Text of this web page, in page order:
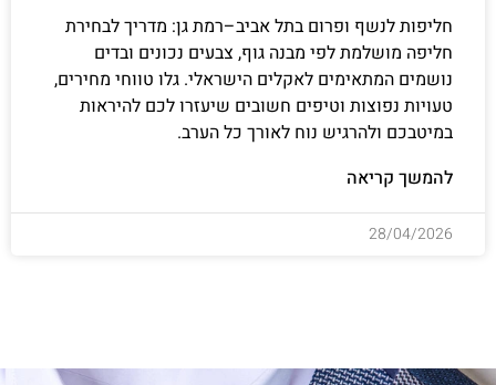
חליפות לנשף ופרום בתל אביב–רמת גן: מדריך לבחירת
חליפה מושלמת לפי מבנה גוף, צבעים נכונים ובדים
נושמים המתאימים לאקלים הישראלי. גלו טווחי מחירים,
טעויות נפוצות וטיפים חשובים שיעזרו לכם להיראות
במיטבכם ולהרגיש נוח לאורך כל הערב.
להמשך קריאה
28/04/2026